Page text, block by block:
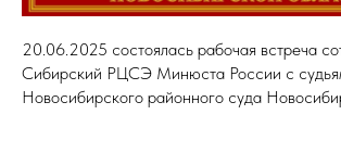
20.06.2025 состоялась рабочая встреча
Сибирский РЦСЭ Минюста России с
Новосибирского районного суда